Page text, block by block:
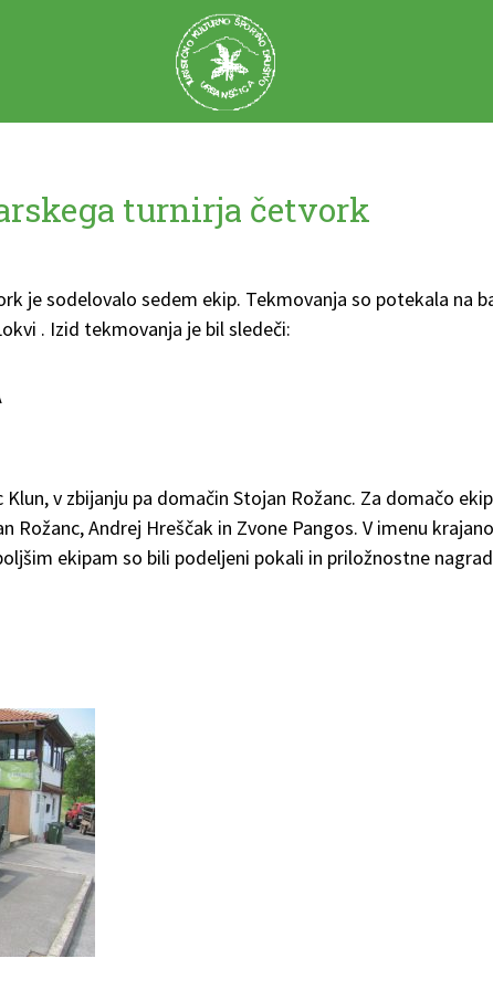
turnirja četvork
je sodelovalo sedem ekip. Tekmovanja so potekala na
. Izid tekmovanja je bil sledeči:
v zbijanju pa domačin Stojan Rožanc. Za domačo
Rožanc, Andrej Hreščak in Zvone Pangos. V imenu
ekipam so bili podeljeni pokali in priložnostne